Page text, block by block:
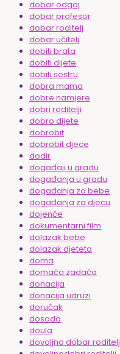
dobar odgoj
dobar profesor
dobar roditelj
dobar učitelj
dobiti brata
dobiti dijete
dobiti sestru
dobra mama
dobre namjere
dobri roditelji
dobro dijete
dobrobit
dobrobit djece
dodir
događaji u gradu
događanja u gradu
događanja za bebe
događanja za djecu
dojenče
dokumentarni film
dolazak bebe
dolazak djeteta
doma
domaća zadaća
donacija
donacija udruzi
doručak
dosada
doula
dovoljno dobar roditelj